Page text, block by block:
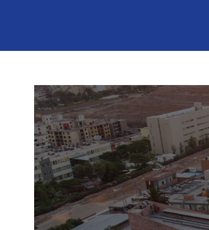
Investigación